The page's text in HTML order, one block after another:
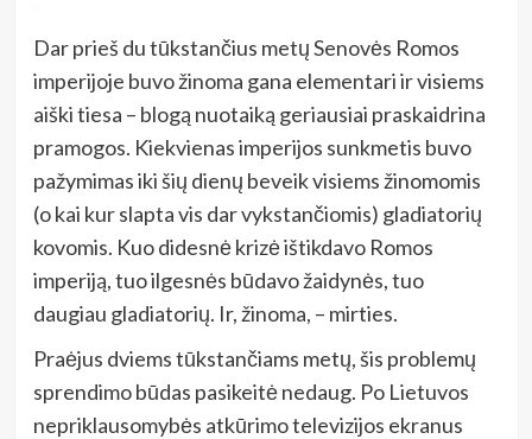
Dar prieš du tūkstančius metų Senovės Romos
imperijoje buvo žinoma gana elementari ir visiems
aiški tiesa – blogą nuotaiką geriausiai praskaidrina
pramogos. Kiekvienas imperijos sunkmetis buvo
pažymimas iki šių dienų beveik visiems žinomomis
(o kai kur slapta vis dar vykstančiomis) gladiatorių
kovomis. Kuo didesnė krizė ištikdavo Romos
imperiją, tuo ilgesnės būdavo žaidynės, tuo
daugiau gladiatorių. Ir, žinoma, – mirties.
Praėjus dviems tūkstančiams metų, šis problemų
sprendimo būdas pasikeitė nedaug. Po Lietuvos
nepriklausomybės atkūrimo televizijos ekranus